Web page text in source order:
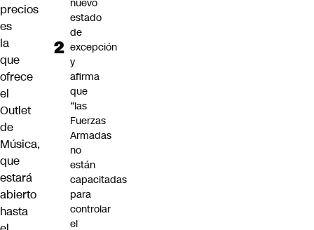
precios
es
la
que
ofrece
el
Outlet
de
Música,
que
estará
abierto
hasta
nuevo
estado
de
excepción
y
afirma
que
“las
Fuerzas
Armadas
no
están
capacitadas
para
controlar
el